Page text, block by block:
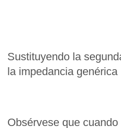
Sustituyendo la
la impedancia genérica
Obsérvese que